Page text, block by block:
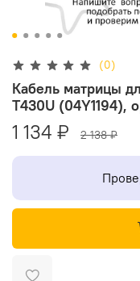
(0)
Кабель матрицы
T430U (04Y1194),
1 134 ₽ 2 138 ₽